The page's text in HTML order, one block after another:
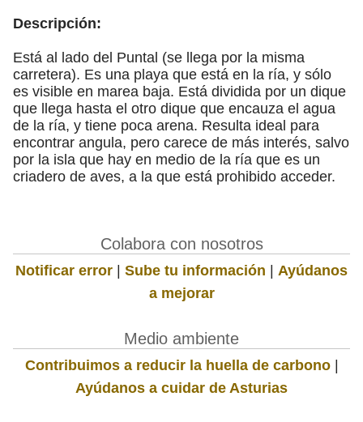
Descripción:
Está al lado del Puntal (se llega por la misma
carretera). Es una playa que está en la ría, y sólo
es visible en marea baja. Está dividida por un dique
que llega hasta el otro dique que encauza el agua
de la ría, y tiene poca arena. Resulta ideal para
encontrar angula, pero carece de más interés, salvo
por la isla que hay en medio de la ría que es un
criadero de aves, a la que está prohibido acceder.
Colabora con nosotros
Notificar error | Sube tu información | Ayúdanos
a mejorar
Medio ambiente
Contribuimos a reducir la huella de carbono|
Ayúdanos a cuidar de Asturias